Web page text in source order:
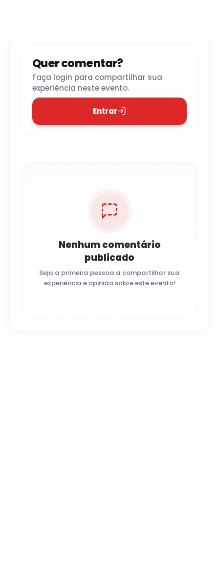
Quer comentar?
Faça login para compartilhar sua
experiência neste evento.
Entrar
Nenhum comentário
publicado
Seja a primeira pessoa a compartilhar sua
experiência e opinião sobre este evento!